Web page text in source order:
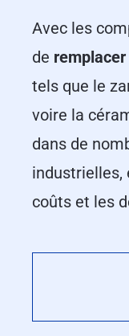
Avec les
de
tels que le
voire la
dans de
industrielles,
coûts et les